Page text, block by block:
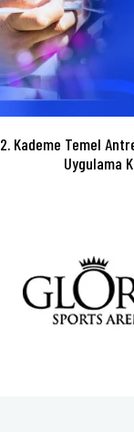
2. Kademe Temel
Uygulama